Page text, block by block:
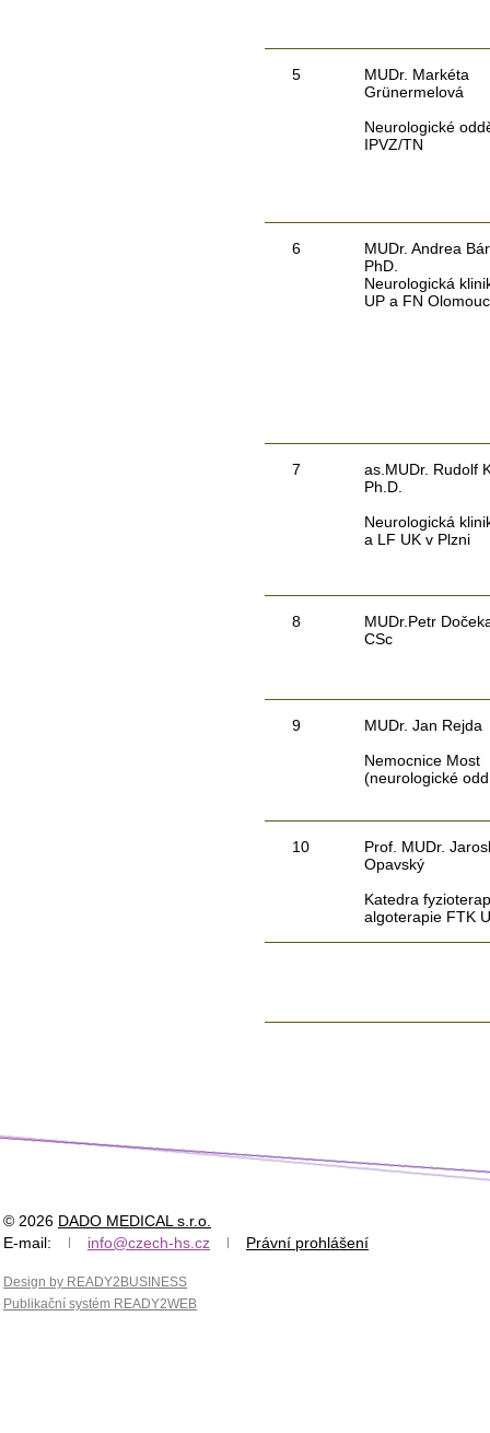
5
MUDr. Markéta
Grünermelová
Neurologické
IPVZ/TN
6
MUDr. Andrea
PhD.
Neurologická
UP a FN Olomouc
7
as.MUDr. Rudolf
Ph.D.
Neurologická
a LF UK v Plzni
8
MUDr.Petr
CSc
9
MUDr. Jan Rejda
Nemocnice Most
(neurologické
10
Prof. MUDr.
Opavský
Katedra
algoterapie FTK
© 2026 DADO MEDICAL s.r.o.
E-mail:
info@czech-hs.cz Právní prohlášení
Design by READY2BUSINESS
Publikační systém READY2WEB